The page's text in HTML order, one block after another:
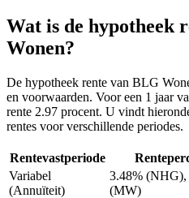
Wat is de hypotheek
Wonen?
De hypotheek rente van BLG
en voorwaarden. Voor een 1 jaar
rente 2.97 procent. U vindt
rentes voor verschillende periodes.
Rentevastperiode
Variabel
(Annuïteit)
3.48% (NHG),
(MW)